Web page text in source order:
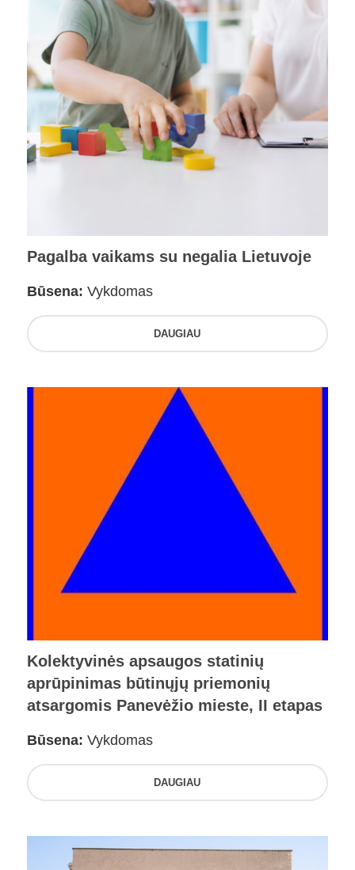
Pagalba vaikams su negalia Lietuvoje
Būsena: Vykdomas
DAUGIAU
Kolektyvinės apsaugos statinių
aprūpinimas būtinųjų priemonių
atsargomis Panevėžio mieste, II etapas
Būsena: Vykdomas
DAUGIAU